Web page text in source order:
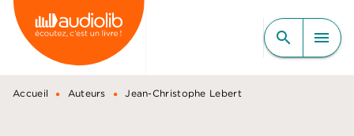
MENU RECHERCHE
CONTENU
PIED DE PAGE
search menu
Accueil • Auteurs • Jean-Christophe Lebert